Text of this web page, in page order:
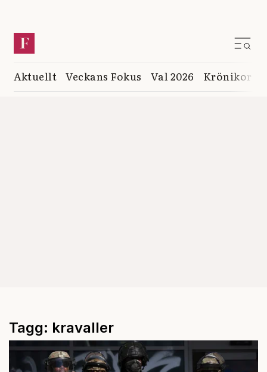
Aktuellt Veckans Fokus Val 2026 Krönikor
Tagg: kravaller